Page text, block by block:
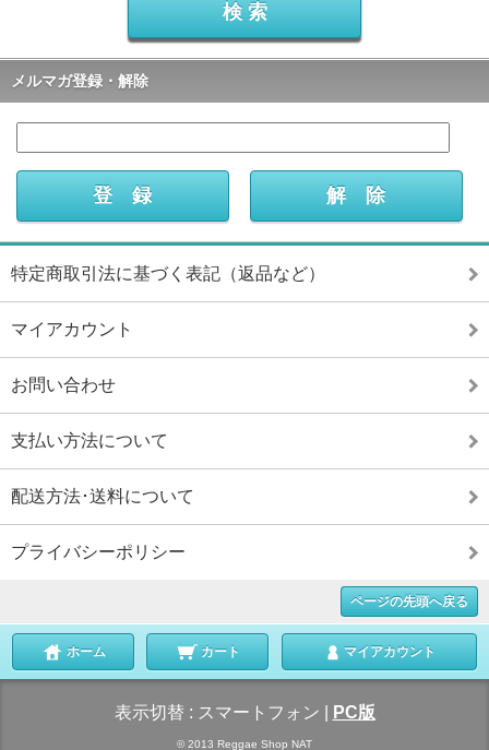
メルマガ登録・解除
特定商取引法に基づく表記（返品など）
マイアカウント
お問い合わせ
支払い方法について
配送方法･送料について
プライバシーポリシー
ページの先頭へ戻る
ホーム カート マイアカウント
表示切替 : スマートフォン PC版
© 2013 Reggae Shop NAT